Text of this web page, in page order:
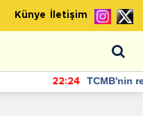
Künye İletişim
momentum devam ediyor